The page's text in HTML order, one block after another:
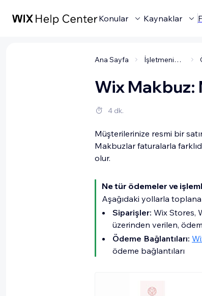
Konular Kaynaklar
Ana Sayfa İşletmenizi Yönetme
Wix Makbuz:
4 dk.
Müşterilerinize resmi bir
Makbuzlar faturalarla
olur.
Ne tür ödemeler ve
Aşağıdaki yollarla
Siparişler: Wix Stores,
üzerinden verilen,
Ödeme Bağlantıları:
ödeme bağlantıları